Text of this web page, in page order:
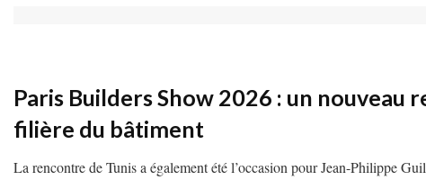
Paris Builders Show 2026 : un nouveau
filière du bâtiment
La rencontre de Tunis a également été l’occasion pour Jean-Philippe